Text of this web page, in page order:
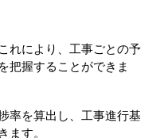
れにより、工事ごとの予
把握することができま
率を算出し、工事進行基
ます。